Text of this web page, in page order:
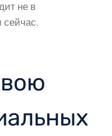
не в
сейчас.